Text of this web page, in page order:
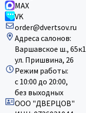
MAX
VK
order@dvertsov.ru
Адреса салонов:
Варшавское ш., 65к1
ул. Пришвина, 26
Режим работы:
с 10:00 до 20:00,
без выходных
ООО "ДВЕРЦОВ"